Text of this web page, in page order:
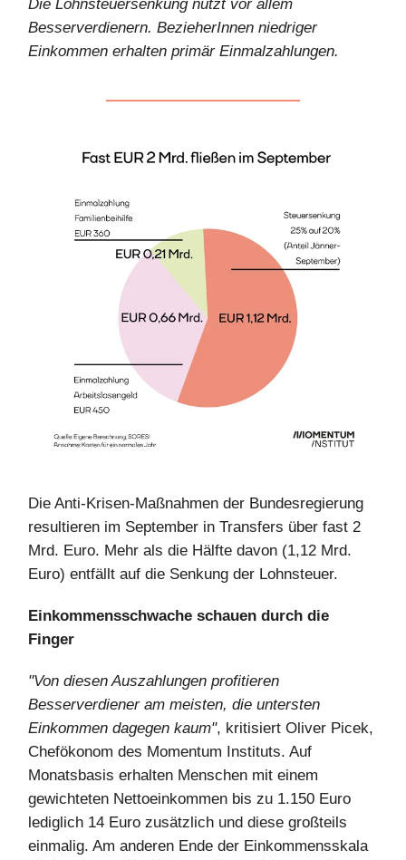
Die Lohnsteuersenkung nutzt vor allem
Besserverdienern. BezieherInnen niedriger
Einkommen erhalten primär Einmalzahlungen.
Die Anti-Krisen-Maßnahmen der Bundesregierung
resultieren im September in Transfers über fast 2
Mrd. Euro. Mehr als die Hälfte davon (1,12 Mrd.
Euro) entfällt auf die Senkung der Lohnsteuer.
Einkommensschwache schauen durch die
Finger
"Von diesen Auszahlungen profitieren
Besserverdiener am meisten, die untersten
Einkommen dagegen kaum", kritisiert Oliver Picek,
Chefökonom des Momentum Instituts. Auf
Monatsbasis erhalten Menschen mit einem
gewichteten Nettoeinkommen bis zu 1.150 Euro
lediglich 14 Euro zusätzlich und diese großteils
einmalig. Am anderen Ende der Einkommensskala